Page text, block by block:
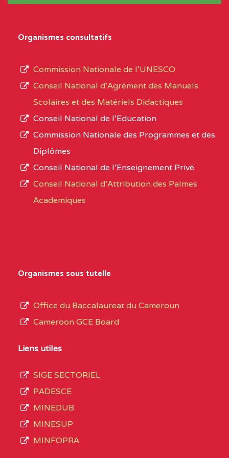
NORD
MERI
EXTREME-
NORD
CETIC DE LOULOU
0CN1TEFD101094115
EXTREME-
NORD
0EI1TEFD100495110
NORD
KOUSSERI
NORD
EXTREME-
NORD
type
L’offre
d’éducation
de
du
de
septembre
2020
compte
3408
Organismes consultatifs
Commission Nationale de l’UNESCO
Conseil National d’Agrément des Manuels
Scolaires et des Matériels Didactiques
Conseil National de l’Education
Commission Nationale des Programmes et des
Diplômes
Conseil National de l’Enseignement Privé
Conseil National d'Attribution des Palmes
Academiques
Organismes sous tutelle
Office du Baccalaureat du Cameroun
Cameroon GCE Board
Liens utiles
SIGE SECTORIEL
PADESCE
MINEDUB
MINESUP
MINFOPRA